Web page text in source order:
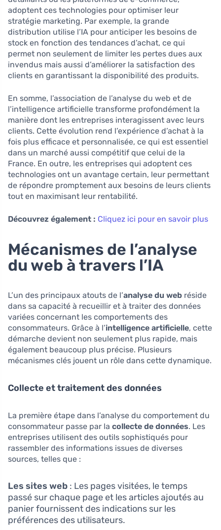
adoptent ces technologies pour optimiser leur
stratégie marketing. Par exemple, la grande
distribution utilise l’IA pour anticiper les besoins de
stock en fonction des tendances d’achat, ce qui
permet non seulement de limiter les pertes dues aux
invendus mais aussi d’améliorer la satisfaction des
clients en garantissant la disponibilité des produits.
En somme, l’association de l’analyse du web et de
l’intelligence artificielle transforme profondément la
manière dont les entreprises interagissent avec leurs
clients. Cette évolution rend l’expérience d’achat à la
fois plus efficace et personnalisée, ce qui est essentiel
dans un marché aussi compétitif que celui de la
France. En outre, les entreprises qui adoptent ces
technologies ont un avantage certain, leur permettant
de répondre promptement aux besoins de leurs clients
tout en maximisant leur rentabilité.
Découvrez également : Cliquez ici pour en savoir plus
Mécanismes de l’analyse
du web à travers l’IA
L’un des principaux atouts de l’analyse du web réside
dans sa capacité à recueillir et à traiter des données
variées concernant les comportements des
consommateurs. Grâce à l’intelligence artificielle, cette
démarche devient non seulement plus rapide, mais
également beaucoup plus précise. Plusieurs
mécanismes clés jouent un rôle dans cette dynamique.
Collecte et traitement des données
La première étape dans l’analyse du comportement du
consommateur passe par la collecte de données. Les
entreprises utilisent des outils sophistiqués pour
rassembler des informations issues de diverses
sources, telles que :
Les sites web : Les pages visitées, le temps
passé sur chaque page et les articles ajoutés au
panier fournissent des indications sur les
préférences des utilisateurs.